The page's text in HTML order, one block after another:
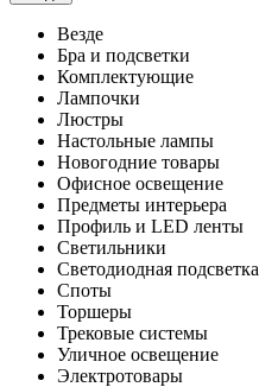
Везде
Бра и подсветки
Комплектующие
Лампочки
Люстры
Настольные лампы
Новогодние товары
Офисное освещение
Предметы интерьера
Профиль и LED ленты
Светильники
Светодиодная подсветка
Споты
Торшеры
Трековые системы
Уличное освещение
Электротовары